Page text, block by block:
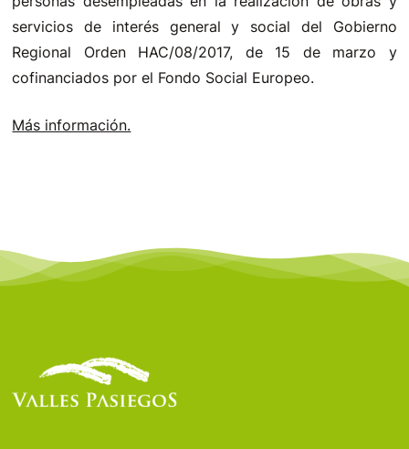
servicios de interés general y social del Gobierno
Regional Orden HAC/08/2017, de 15 de marzo y
cofinanciados por el Fondo Social Europeo.
Más información.